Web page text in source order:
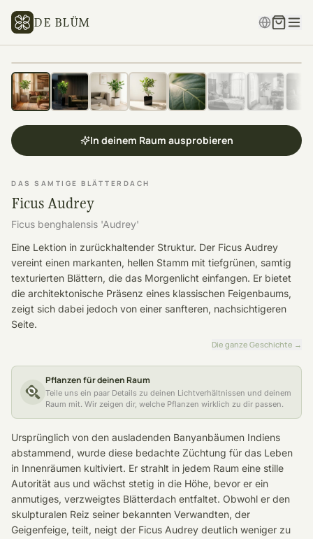
DE BLÜM
In deinem Raum ausprobieren
DAS SAMTIGE BLÄTTERDACH
Ficus Audrey
Ficus benghalensis 'Audrey'
Eine Lektion in zurückhaltender Struktur. Der Ficus Audrey
vereint einen markanten, hellen Stamm mit tiefgrünen, samtig
texturierten Blättern, die das Morgenlicht einfangen. Er bietet
die architektonische Präsenz eines klassischen Feigenbaums,
zeigt sich dabei jedoch von einer sanfteren, nachsichtigeren
Seite.
Die ganze Geschichte →
Pflanzen für deinen Raum
Teile uns ein paar Details zu deinen Lichtverhältnissen und deinem
Raum mit. Wir zeigen dir, welche Pflanzen wirklich zu dir passen.
Ursprünglich von den ausladenden Banyanbäumen Indiens
abstammend, wurde diese bedachte Züchtung für das Leben
in Innenräumen kultiviert. Er strahlt in jedem Raum eine stille
Autorität aus und wächst stetig in die Höhe, bevor er ein
anmutiges, verzweigtes Blätterdach entfaltet. Obwohl er den
skulpturalen Reiz seiner bekannten Verwandten, der
Geigenfeige, teilt, neigt der Ficus Audrey deutlich weniger zu